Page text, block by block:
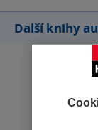
Další knihy